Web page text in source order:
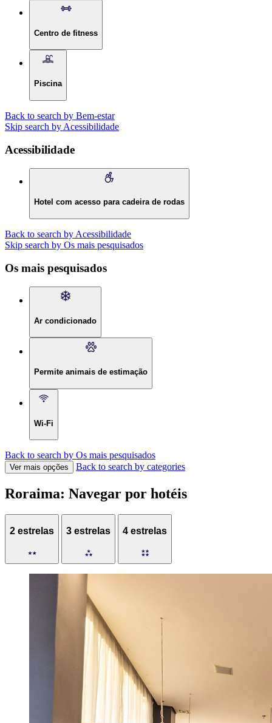
Centro de fitness
Piscina
Back to search by Bem-estar
Skip search by Acessibilidade
Acessibilidade
Hotel com acesso para cadeira de rodas
Back to search by Acessibilidade
Skip search by Os mais pesquisados
Os mais pesquisados
Ar condicionado
Permite animais de estimação
Wi-Fi
Back to search by Os mais pesquisados
Ver mais opções Back to search by categories
Roraima: Navegar por hotéis
2 estrelas 3 estrelas 4 estrelas